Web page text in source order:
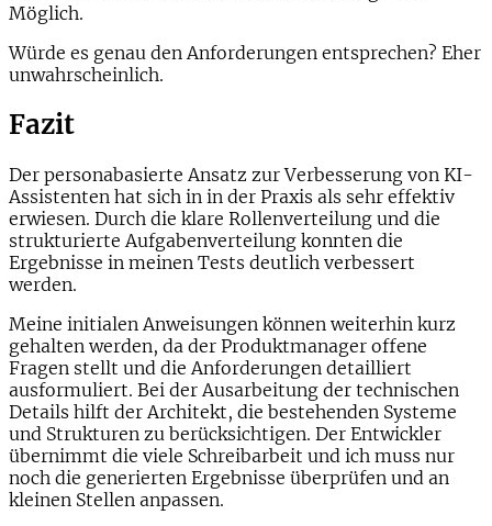
Möglich.
Würde es genau den Anforderungen entsprechen? Eher
unwahrscheinlich.
Fazit
Der personabasierte Ansatz zur Verbesserung von KI-
Assistenten hat sich in in der Praxis als sehr effektiv
erwiesen. Durch die klare Rollenverteilung und die
strukturierte Aufgabenverteilung konnten die
Ergebnisse in meinen Tests deutlich verbessert
werden.
Meine initialen Anweisungen können weiterhin kurz
gehalten werden, da der Produktmanager offene
Fragen stellt und die Anforderungen detailliert
ausformuliert. Bei der Ausarbeitung der technischen
Details hilft der Architekt, die bestehenden Systeme
und Strukturen zu berücksichtigen. Der Entwickler
übernimmt die viele Schreibarbeit und ich muss nur
noch die generierten Ergebnisse überprüfen und an
kleinen Stellen anpassen.